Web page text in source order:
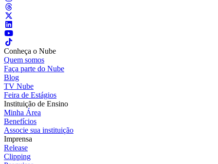
Conheça o Nube
Quem somos
Faça parte do Nube
Blog
TV Nube
Feira de Estágios
Instituição de Ensino
Minha Área
Benefícios
Associe sua instituição
Imprensa
Release
Clipping